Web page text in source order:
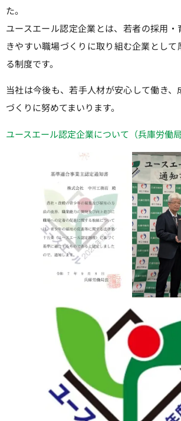
た。
ユースエール認定企業とは、若者の採用
きやすい職場づくりに取り組む企業とし
る制度です。
当社は今後も、若手人材が安心して働き
づくりに努めてまいります。
ユースエール認定企業について（兵庫労働局